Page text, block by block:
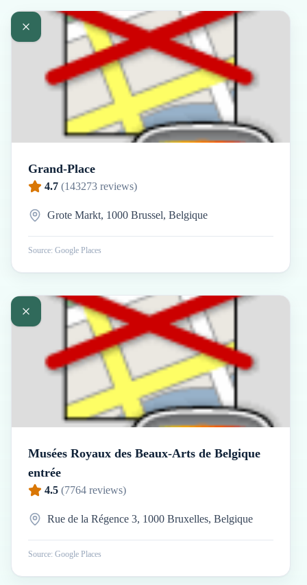
Grand-Place
4.7 (143273 reviews)
Grote Markt, 1000 Brussel, Belgique
Source: Google Places
Musées Royaux des Beaux-Arts de Belgique
entrée
4.5 (7764 reviews)
Rue de la Régence 3, 1000 Bruxelles, Belgique
Source: Google Places